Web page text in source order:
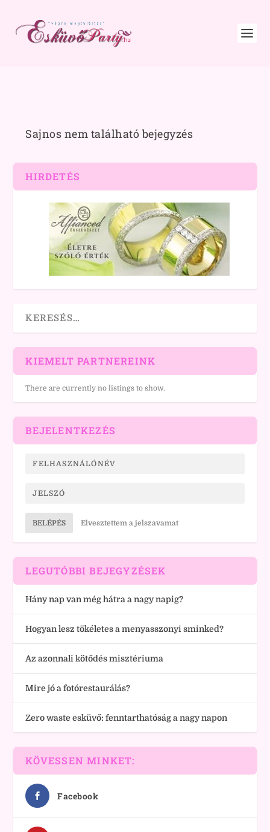
Sajnos nem található bejegyzés
HIRDETÉS
KIEMELT PARTNEREINK
There are currently no listings to show.
BEJELENTKEZÉS
BELÉPÉS Elvesztettem a jelszavamat
LEGUTÓBBI BEJEGYZÉSEK
Hány nap van még hátra a nagy napig?
Hogyan lesz tökéletes a menyasszonyi sminked?
Az azonnali kötődés misztériuma
Mire jó a fotórestaurálás?
Zero waste esküvő: fenntarthatóság a nagy napon
KÖVESSEN MINKET:
Facebook